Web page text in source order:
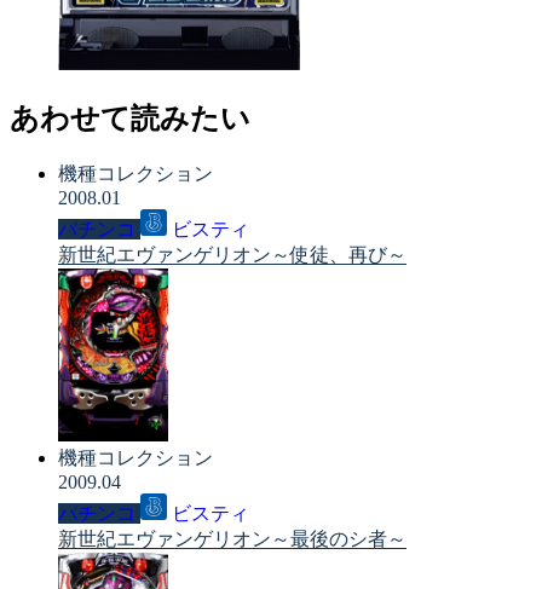
あわせて読みたい
機種コレクション
2008.01
パチンコ
ビスティ
新世紀エヴァンゲリオン～使徒、再び～
機種コレクション
2009.04
パチンコ
ビスティ
新世紀エヴァンゲリオン～最後のシ者～